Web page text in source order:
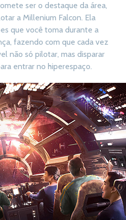
ser o destaque da área,
a Millenium Falcon. Ela
que você toma durante a
fazendo com que cada vez
não só pilotar, mas disparar
entrar no hiperespaço.